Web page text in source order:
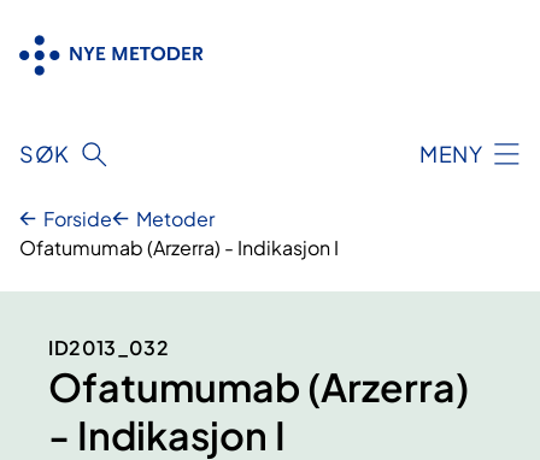
innhold
SØK MENY
Forside
Metoder
Ofatumumab (Arzerra) - Indikasjon I
ID2013_032
Ofatumumab (Arzerra)
- Indikasjon I